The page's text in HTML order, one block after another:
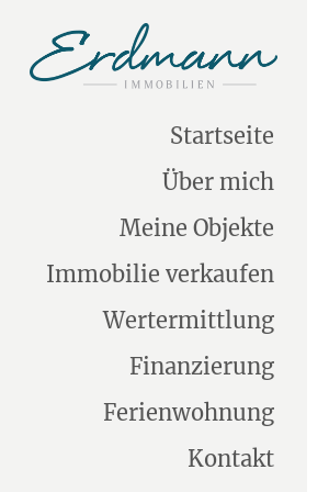
Startseite
Über mich
Meine Objekte
Immobilie verkaufen
Wertermittlung
Finanzierung
Ferienwohnung
Kontakt